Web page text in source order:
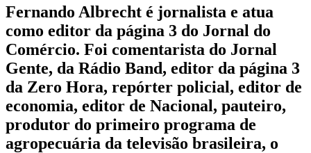
Fernando Albrecht é jornalista e atua
como editor da página 3 do Jornal do
Comércio. Foi comentarista do Jornal
Gente, da Rádio Band, editor da página 3
da Zero Hora, repórter policial, editor de
economia, editor de Nacional, pauteiro,
produtor do primeiro programa de
agropecuária da televisão brasileira, o